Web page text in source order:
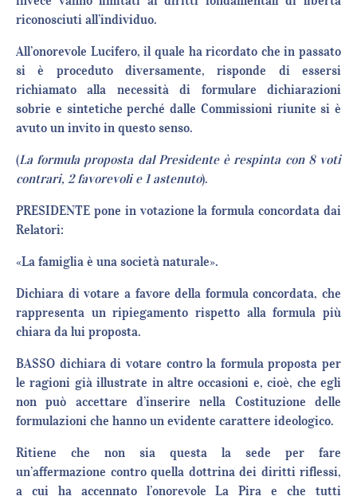
riconosciuti all’individuo.
All’onorevole Lucifero, il quale ha ricordato che in passato
si è proceduto diversamente, risponde di essersi
richiamato alla necessità di formulare dichiarazioni
sobrie e sintetiche perché dalle Commissioni riunite si è
avuto un invito in questo senso.
(La formula proposta dal Presidente è respinta con 8 voti
contrari, 2 favorevoli e 1 astenuto).
PRESIDENTE pone in votazione la formula concordata dai
Relatori:
«La famiglia è una società naturale».
Dichiara di votare a favore della formula concordata, che
rappresenta un ripiegamento rispetto alla formula più
chiara da lui proposta.
BASSO dichiara di votare contro la formula proposta per
le ragioni già illustrate in altre occasioni e, cioè, che egli
non può accettare d’inserire nella Costituzione delle
formulazioni che hanno un evidente carattere ideologico.
Ritiene che non sia questa la sede per fare
un’affermazione contro quella dottrina dei diritti riflessi,
a cui ha accennato l’onorevole La Pira e che tutti